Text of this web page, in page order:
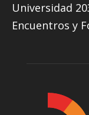
Universidad
Encuentros y